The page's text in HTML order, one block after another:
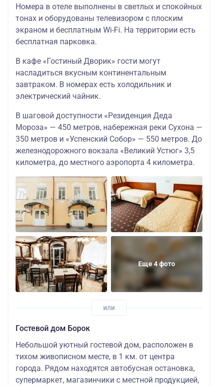
Номера в отеле выполнены в светлых и спокойных
тонах и оборудованы телевизором с плоским
экраном и бесплатным Wi-Fi. На территории есть
бесплатная парковка.
В кафе «Гостиный Дворик» гости могут
насладиться вкусным континентальным
завтраком. В номерах есть холодильник и
электрический чайник.
В шаговой доступности «Резиденция Деда
Мороза» — 450 метров, набережная реки Сухона —
350 метров и «Успенский Собор» — 550 метров. До
железнодорожного вокзала «Великий Устюг» 3,5
километра, до местного аэропорта 4 километра.
Еще 4 фото
Гостевой дом Борок
Небольшой уютный гостевой дом, расположен в
тихом живописном месте, в 1 км. от центра
города. Рядом находятся автобусная остановка,
супермаркет, магазинчики с местной продукцией,